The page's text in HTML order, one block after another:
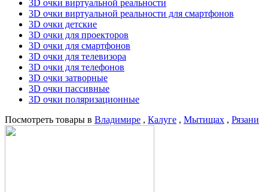
3D очки виртуальной реальности
3D очки виртуальной реальности для смартфонов
3D очки детские
3D очки для проекторов
3D очки для смартфонов
3D очки для телевизора
3D очки для телефонов
3D очки затворные
3D очки пассивные
3D очки поляризационные
Посмотреть товары в Владимире , Калуге , Мытищах , Рязани